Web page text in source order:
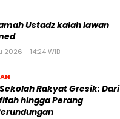
Ustadz kalah lawan
2026 - 14:24 WIB
Rakyat Gresik: Dari
hingga Perang